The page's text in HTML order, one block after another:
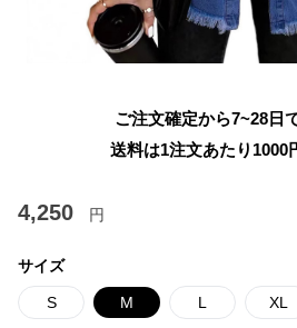
ご注文確定から7~28日
送料は1注文あたり 1000
4,250 円
サイズ
S M L XL